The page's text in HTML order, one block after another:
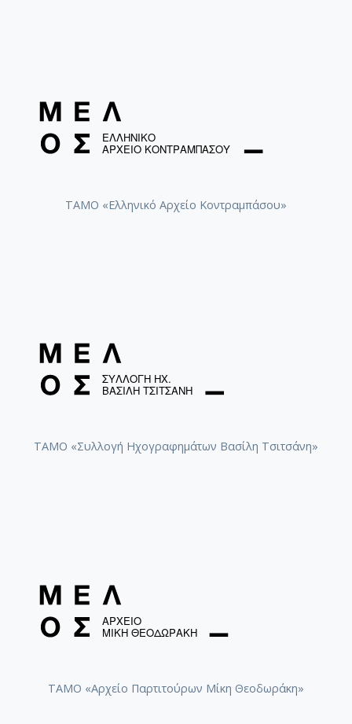
ΤΑΜΟ «Ελληνικό Αρχείο Κοντραμπάσου»
ΤΑΜΟ «Συλλογή Ηχογραφημάτων Βασίλη Τσιτσάνη»
ΤΑΜΟ «Αρχείο Παρτιτούρων Μίκη Θεοδωράκη»